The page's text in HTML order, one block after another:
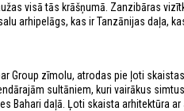
visā tās krāšņumā. Zanzibāras
arhipelāgs, kas ir Tanzānijas daļa,
Group zīmolu, atrodas pie ļoti
sultāniem, kuri vairākus
Bahari daļā. Ļoti skaista arhitektūra